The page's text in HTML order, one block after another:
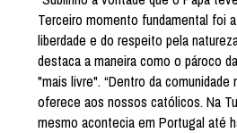
Terceiro momento fundamental foi
liberdade e do respeito pela
destaca a maneira como o pároco
"mais livre". “Dentro da
oferece aos nossos católicos. Na
mesmo acontecia em Portugal até